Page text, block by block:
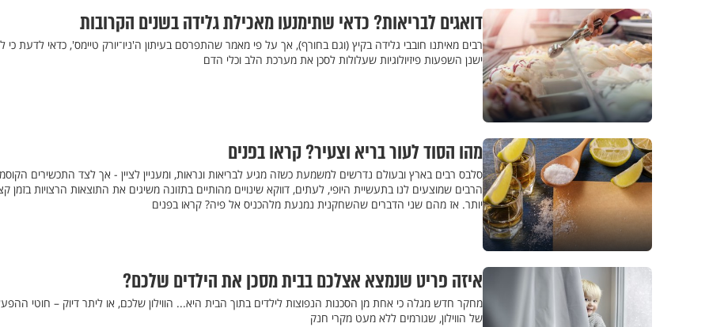
דואגים לבריאות? כדאי שתימנעו מאכילת גלידה בשנים הקרובות
רבים מאיתנו חובבי גלידה בקיץ (וגם בחורף), אך על פי מאמר שהתפרסם בעיתון ה'ניו־יורק טיימס', כדאי לדעת כי
ישנן השפעות פיזיולוגיות שעלולות לסכן את מערכת הלב וכלי הדם
מהו הסוד לעור בריא וצעיר? קראו בפנים
סלבס רבים בארץ ובעולם נדרשים למשמעת כשזה מגיע לבריאות ונראות, ומעניין לציין - אך לצד התכשירים
הרבים שמוצעים לנו בתעשיית היופי, לעתים, דווקא שינויים מהותיים בתזונה משיגים את התוצאות הרצויות בזמן
יותר. אז מהם שני הדברים שהשחקנית נמנעת מלהכניס אל פיה? קראו בפנים
איזה פריט שנמצא אצלכם בבית מסכן את הילדים שלכם?
מחקר חדש מגלה כי אחת מן הסכנות הנפוצות לילדים בתוך הבית היא... הווילון שלכם, או ליתר דיוק – חוטי
של הווילון, שגורמים ללא מעט מקרי חנק